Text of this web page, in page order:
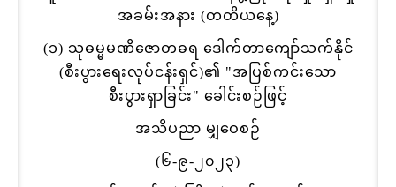
အခမ်းအနား (တတိယနေ့)
(၁) သုဓမ္မမဏိဇောတဓရ ဒေါက်တာကျော်သက်နိုင်
(စီးပွားရေးလုပ်ငန်းရှင်)၏ "အပြစ်ကင်းသော
စီးပွားရှာခြင်း" ခေါင်းစဉ်ဖြင့်
အသိပညာ မျှဝေစဉ်
(၆-၉-၂၀၂၃)